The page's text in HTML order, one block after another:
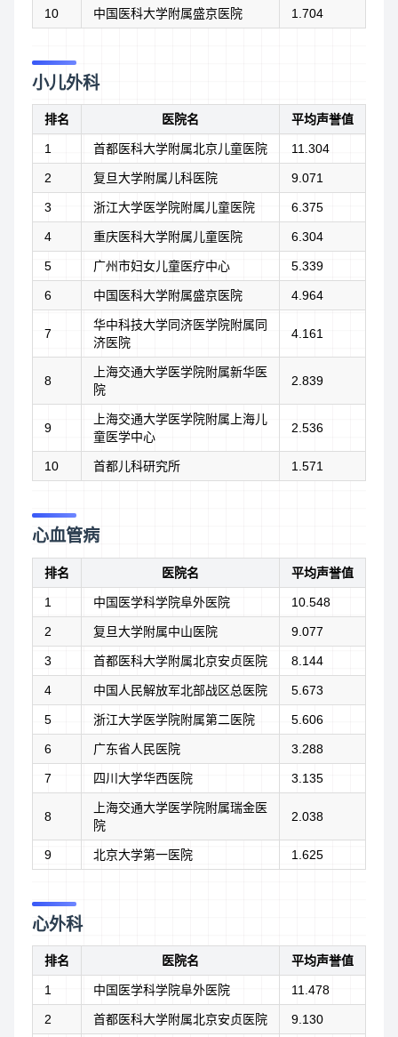
10 中国医科大学附属盛京医院 1.704
小儿外科
排名 医院名 平均声誉值
1 首都医科大学附属北京儿童医院 11.304
2 复旦大学附属儿科医院 9.071
3 浙江大学医学院附属儿童医院 6.375
4 重庆医科大学附属儿童医院 6.304
5 广州市妇女儿童医疗中心 5.339
6 中国医科大学附属盛京医院 4.964
7
华中科技大学同济医学院附属同
济医院
4.161
8
上海交通大学医学院附属新华医
院
2.839
9
上海交通大学医学院附属上海儿
童医学中心
2.536
10 首都儿科研究所 1.571
心血管病
排名 医院名 平均声誉值
1 中国医学科学院阜外医院 10.548
2 复旦大学附属中山医院 9.077
3 首都医科大学附属北京安贞医院 8.144
4 中国人民解放军北部战区总医院 5.673
5 浙江大学医学院附属第二医院 5.606
6 广东省人民医院 3.288
7 四川大学华西医院 3.135
8
上海交通大学医学院附属瑞金医
院
2.038
9 北京大学第一医院 1.625
心外科
排名 医院名 平均声誉值
1 中国医学科学院阜外医院 11.478
2 首都医科大学附属北京安贞医院 9.130